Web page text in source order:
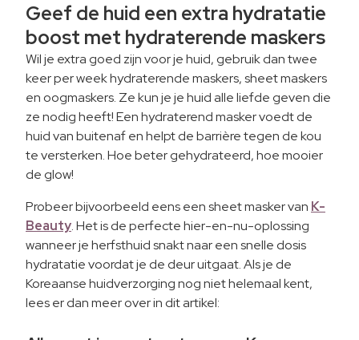
Geef de huid een extra hydratatie
boost met hydraterende maskers
Wil je extra goed zijn voor je huid, gebruik dan twee
keer per week hydraterende maskers, sheet maskers
en oogmaskers. Ze kun je je huid alle liefde geven die
ze nodig heeft! Een hydraterend masker voedt de
huid van buitenaf en helpt de barrière tegen de kou
te versterken. Hoe beter gehydrateerd, hoe mooier
de glow!
Probeer bijvoorbeeld eens een sheet masker van K-
Beauty. Het is de perfecte hier-en-nu-oplossing
wanneer je herfsthuid snakt naar een snelle dosis
hydratatie voordat je de deur uitgaat. Als je de
Koreaanse huidverzorging nog niet helemaal kent,
lees er dan meer over in dit artikel: